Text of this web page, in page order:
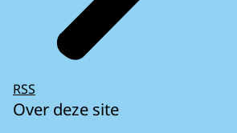
RSS
Over deze site